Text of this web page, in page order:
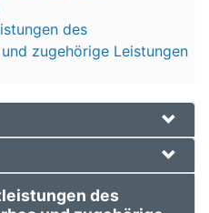
des
zugehörige Leistungen
des